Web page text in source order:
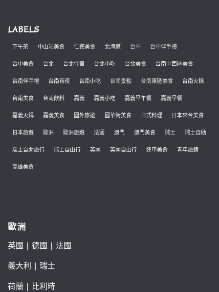
LABELS
下午茶 中山站美食 仁德美食 北海道 台中 台中伴手禮
台中美食 台北 台北住宿 台北小吃 台北美食 台南中西區美食
台南伴手禮 台南宵夜 台南小吃 台南景點 台南東區美食 台南火鍋
台南美食 台南飲料 嘉義 嘉義小吃 嘉義早午餐 嘉義早餐
嘉義火鍋 嘉義美食 國外旅遊 國華街美食 日式料理 日本來台美食
日本旅遊 歐洲 歐洲旅遊 法國 澳門 澳門美食 瑞士 瑞士自助
瑞士自助旅行 瑞士自由行 英國 英國自由行 逢甲美食 青年旅館
高雄美食
歐洲
英國 | 德國 | 法國
義大利 | 瑞士
荷蘭| 比利時